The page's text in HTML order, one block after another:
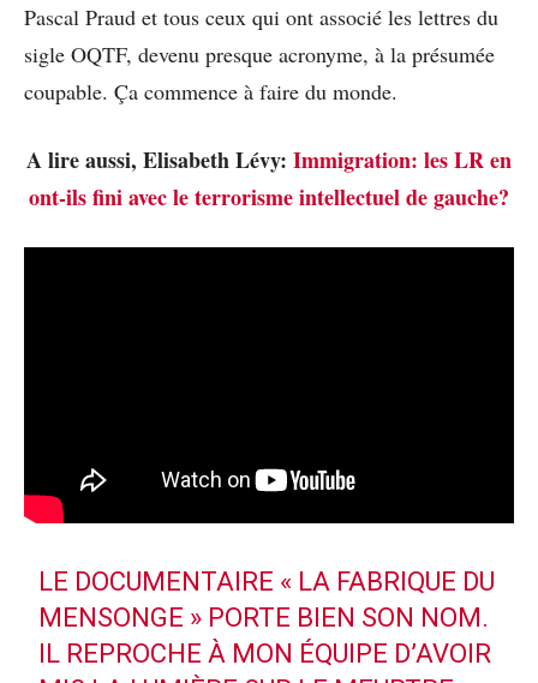
Pascal Praud et tous ceux qui ont associé les lettres du
sigle OQTF, devenu presque acronyme, à la présumée
coupable. Ça commence à faire du monde.
A lire aussi, Elisabeth Lévy: Immigration: les LR en
ont-ils fini avec le terrorisme intellectuel de gauche?
LE DOCUMENTAIRE « LA FABRIQUE DU
MENSONGE » PORTE BIEN SON NOM.
IL REPROCHE À MON ÉQUIPE D’AVOIR